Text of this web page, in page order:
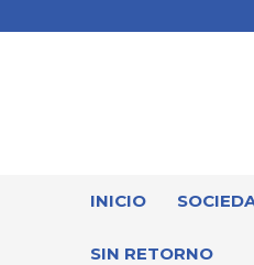
INICIO
SIN RETORNO